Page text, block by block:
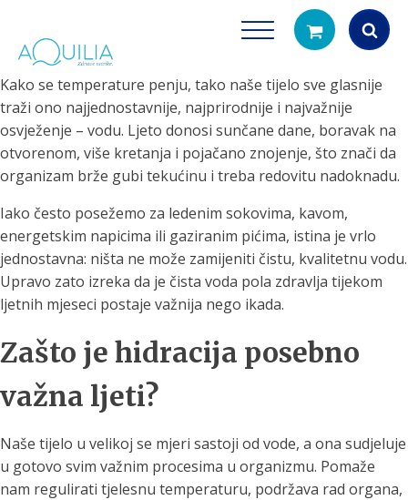
Products
search
Kako se temperature penju, tako naše tijelo sve glasnije
traži ono najjednostavnije, najprirodnije i najvažnije
osvježenje – vodu. Ljeto donosi sunčane dane, boravak na
otvorenom, više kretanja i pojačano znojenje, što znači da
organizam brže gubi tekućinu i treba redovitu nadoknadu.
Iako često posežemo za ledenim sokovima, kavom,
energetskim napicima ili gaziranim pićima, istina je vrlo
jednostavna: ništa ne može zamijeniti čistu, kvalitetnu vodu.
Upravo zato izreka da je čista voda pola zdravlja tijekom
ljetnih mjeseci postaje važnija nego ikada.
Zašto je hidracija posebno
važna ljeti?
Naše tijelo u velikoj se mjeri sastoji od vode, a ona sudjeluje
u gotovo svim važnim procesima u organizmu. Pomaže
nam regulirati tjelesnu temperaturu, podržava rad organa,
Tuš glave
filtriranje vode za tuširanje
Vrčevi za
Potpuno prijenosno